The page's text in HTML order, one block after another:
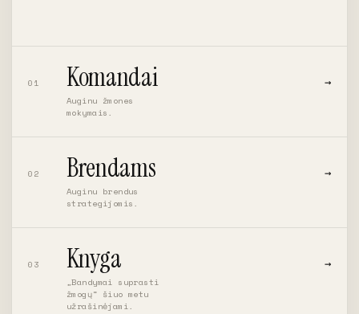
01 Komandai
Auginu žmones
mokymais.
→
02 Brendams
Auginu brendus
strategijomis.
→
03 Knyga
„Bandymai suprasti
žmogų“ šiuo metu
užrašinėjami.
→